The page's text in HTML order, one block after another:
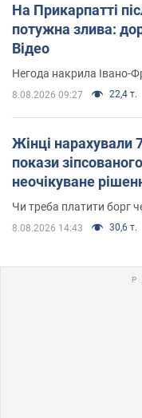
На Прикарпатті
потужна злива:
Відео
Негода накрила Івано-
8.08.2026 09:27 22,4 т.
Жінці нарахували
покази
неочікуване
Чи треба платити борг
8.08.2026 14:43 30,6 т.